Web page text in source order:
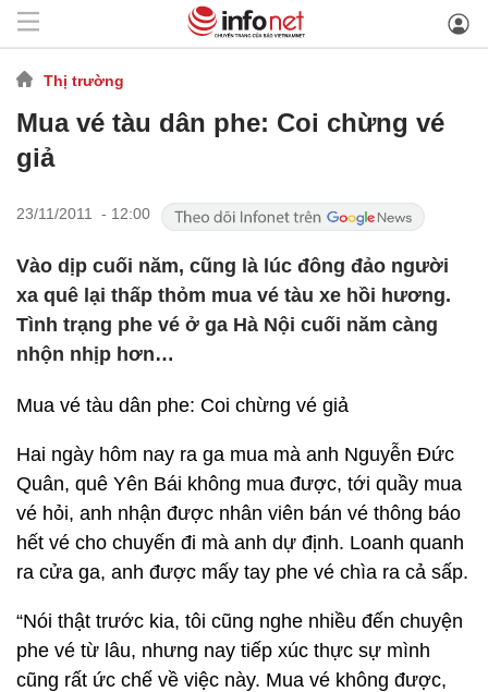
Thị trường
Mua vé tàu dân phe: Coi chừng vé
giả
23/11/2011 - 12:00
Vào dịp cuối năm, cũng là lúc đông đảo người
xa quê lại thấp thỏm mua vé tàu xe hồi hương.
Tình trạng phe vé ở ga Hà Nội cuối năm càng
nhộn nhịp hơn…
Mua vé tàu dân phe: Coi chừng vé giả
Hai ngày hôm nay ra ga mua mà anh Nguyễn Đức
Quân, quê Yên Bái không mua được, tới quầy mua
vé hỏi, anh nhận được nhân viên bán vé thông báo
hết vé cho chuyến đi mà anh dự định. Loanh quanh
ra cửa ga, anh được mấy tay phe vé chìa ra cả sấp.
“Nói thật trước kia, tôi cũng nghe nhiều đến chuyện
phe vé từ lâu, nhưng nay tiếp xúc thực sự mình
cũng rất ức chế về việc này. Mua vé không được,